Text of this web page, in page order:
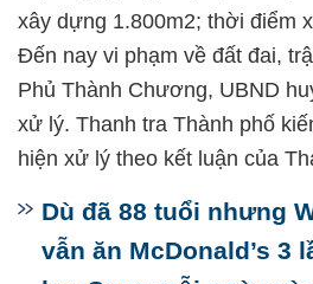
xây dựng 1.800m2; thời điểm
Đến nay vi phạm về đất đai,
Phủ Thành Chương, UBND
xử lý. Thanh tra Thành phố
hiện xử lý theo kết luận của
Dù đã 88 tuổi nhưng
vẫn ăn McDonald’s 3